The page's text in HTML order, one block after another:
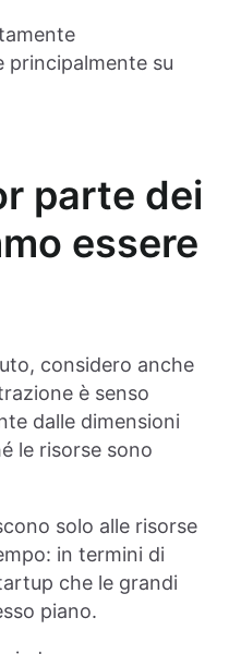
principalmente su
parte dei
essere
considero anche
è senso
dalle dimensioni
le risorse sono
solo alle risorse
in termini di
che le grandi
piano.